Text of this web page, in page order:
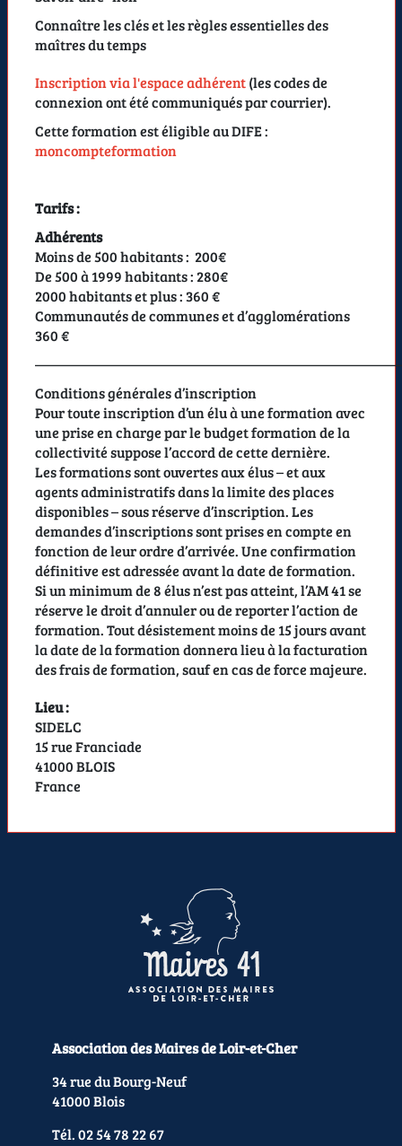
Connaître les clés et les règles essentielles des
maîtres du temps
Inscription via l'espace adhérent(les codes de
connexion ont été communiqués par courrier).
Cette formation est éligible au DIFE :
moncompteformation
Tarifs :
Adhérents
Moins de 500 habitants : 200€
De 500 à 1999 habitants : 280€
2000 habitants et plus : 360 €
Communautés de communes et d’agglomérations
360 €
Conditions générales d’inscription
Pour toute inscription d’un élu à une formation avec
une prise en charge par le budget formation de la
collectivité suppose l’accord de cette dernière.
Les formations sont ouvertes aux élus – et aux
agents administratifs dans la limite des places
disponibles – sous réserve d’inscription. Les
demandes d’inscriptions sont prises en compte en
fonction de leur ordre d’arrivée. Une confirmation
définitive est adressée avant la date de formation.
Si un minimum de 8 élus n’est pas atteint, l’AM 41 se
réserve le droit d’annuler ou de reporter l’action de
formation. Tout désistement moins de 15 jours avant
la date de la formation donnera lieu à la facturation
des frais de formation, sauf en cas de force majeure.
Lieu :
SIDELC
15 rue Franciade
41000 BLOIS
France
Association des Maires de Loir-et-Cher
34 rue du Bourg-Neuf
41000 Blois
Tél. 02 54 78 22 67